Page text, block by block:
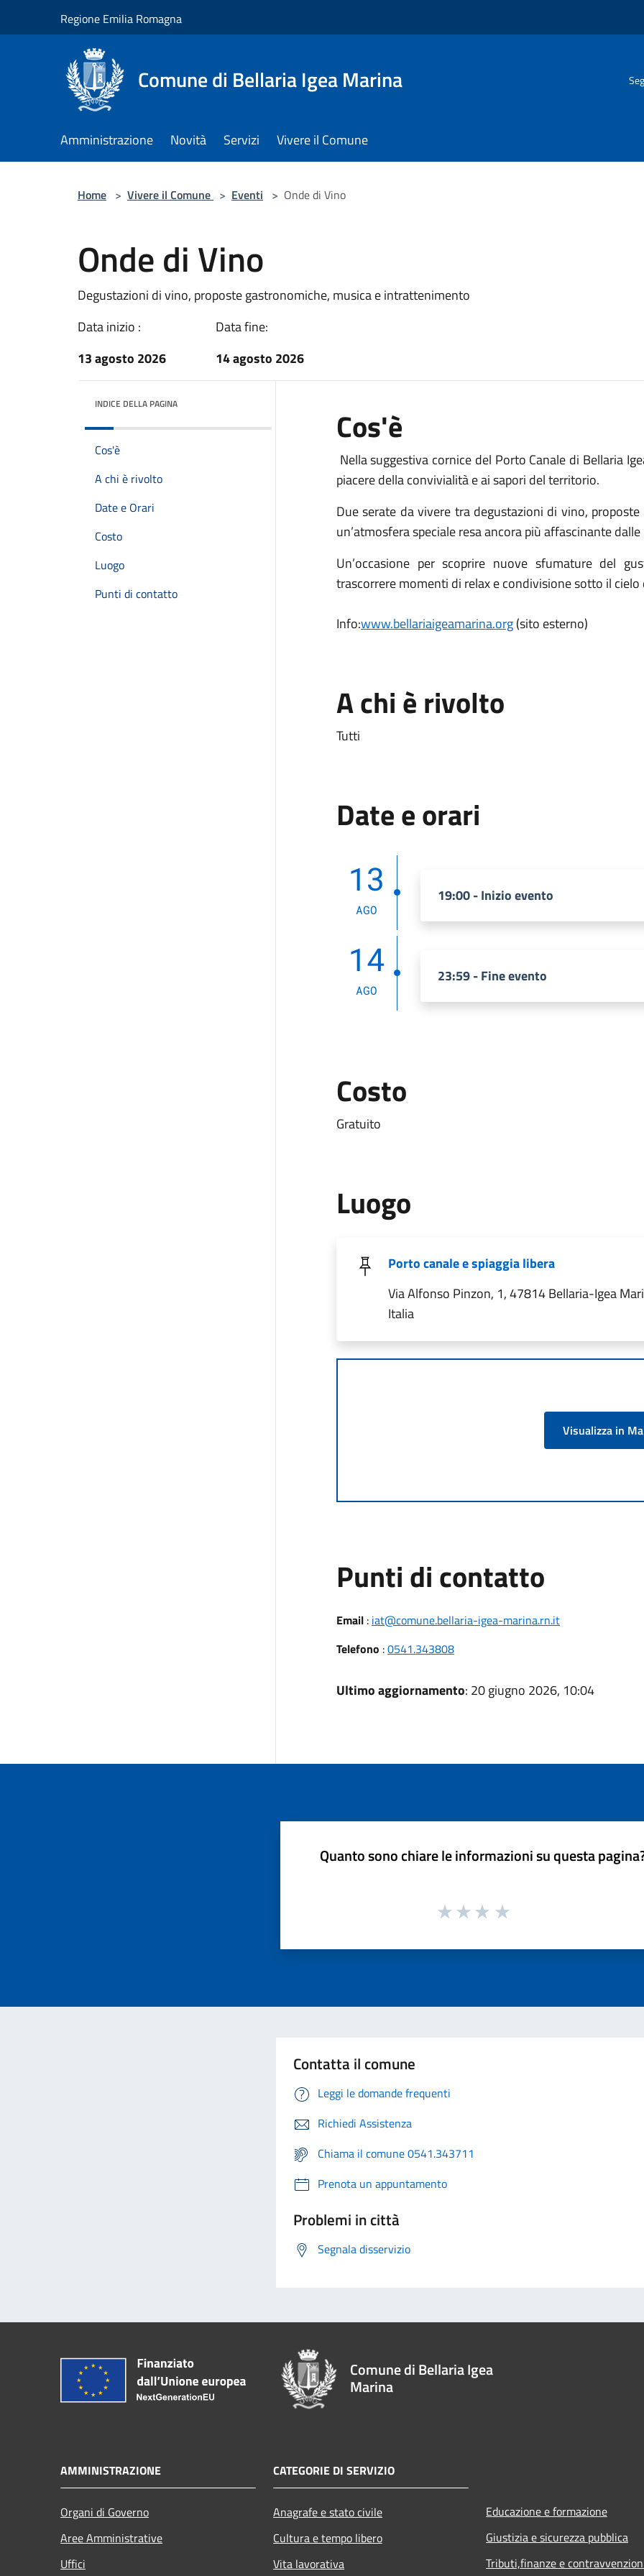
Regione Emilia Romagna
Comune di Bellaria Igea Marina
Amministrazione Novità Servizi Vivere il Comune
Home > Vivere il Comune > Eventi > Onde di Vino
Onde di Vino
Degustazioni di vino, proposte gastronomiche, musica e intrattenimento
Data inizio :
13 agosto 2026
Data fine:
14 agosto 2026
INDICE DELLA PAGINA
Cos'è
A chi è rivolto
Date e Orari
Costo
Luogo
Punti di contatto
Cos'è
Nella suggestiva cornice del Porto Canale di Bellaria
piacere della convivialità e ai sapori del territorio.
Due serate da vivere tra degustazioni di vino,
un’atmosfera speciale resa ancora più affascinante
Un’occasione per scoprire nuove sfumature del
trascorrere momenti di relax e condivisione sotto il cielo
Info:www.bellariaigeamarina.org(sito esterno)
A chi è rivolto
Tutti
Date e orari
13
AGO
19:00 - Inizio evento
14
AGO
23:59 - Fine evento
Costo
Gratuito
Luogo
Porto canale e spiaggia libera
Via Alfonso Pinzon, 1, 47814 Bellaria-Igea
Italia
Visualizza in
Punti di contatto
Email: iat@comune.bellaria-igea-marina.rn.it
Telefono :0541.343808
Ultimo aggiornamento: 20 giugno 2026, 10:04
Quanto sono chiare le informazioni su questa
Contatta il comune
Leggi le domande frequenti
Richiedi Assistenza
Chiama il comune 0541.343711
Prenota un appuntamento
Problemi in città
Segnala disservizio
Comune di Bellaria Igea
Marina
AMMINISTRAZIONE
Organi di Governo
Aree Amministrative
Uffici
CATEGORIE DI SERVIZIO
Anagrafe e stato civile
Cultura e tempo libero
Vita lavorativa
Educazione e formazione
Giustizia e sicurezza pubblica
Tributi,finanze e